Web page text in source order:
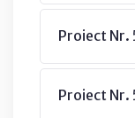
Proiect Nr.
Proiect Nr.